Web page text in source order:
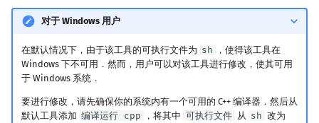
对于 Windows 用户
在默认情况下，由于该工具的可执行文件为 sh
，使得该工具在
Windows 下不可用．然而，用户可以对该工具进行修改，使其可用
于 Windows 系统．
要进行修改，请先确保你的系统内有一个可用的 C++ 编译器．然后从
默认工具添加 编译运行 cpp ，将其中 可执行文件 从 sh 改为